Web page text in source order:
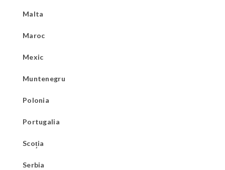
Malta
Maroc
Mexic
Muntenegru
Polonia
Portugalia
Scoția
Serbia